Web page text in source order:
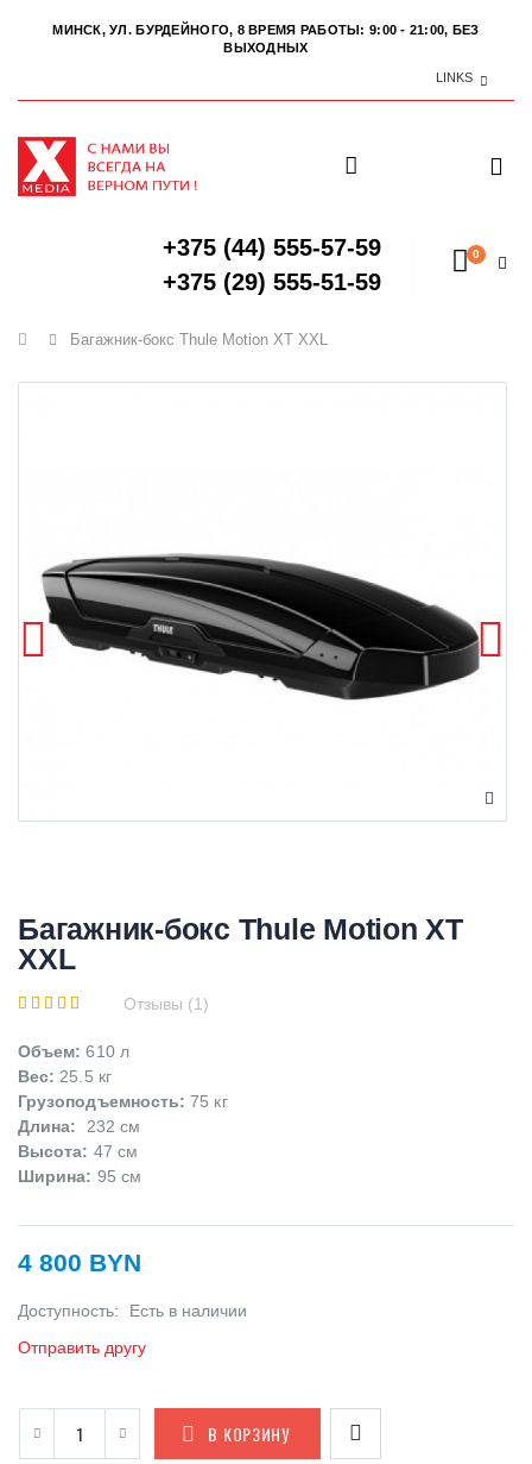
МИНСК, УЛ. БУРДЕЙНОГО, 8 ВРЕМЯ РАБОТЫ: 9:00 - 21:00, БЕЗ
ВЫХОДНЫХ
LINKS
+375 (44) 555-57-59
+375 (29) 555-51-59
0
Главная
Багажник-бокс Thule Motion XT XXL
Багажник-бокс Thule Motion XT
XXL
Отзывы (1)
Объем: 610 л
Вес: 25.5 кг
Грузоподъемность: 75 кг
Длина: 232 см
Высота: 47 см
Ширина: 95 см
4 800 BYN
Доступность:
Есть в наличии
Отправить другу
В КОРЗИНУ